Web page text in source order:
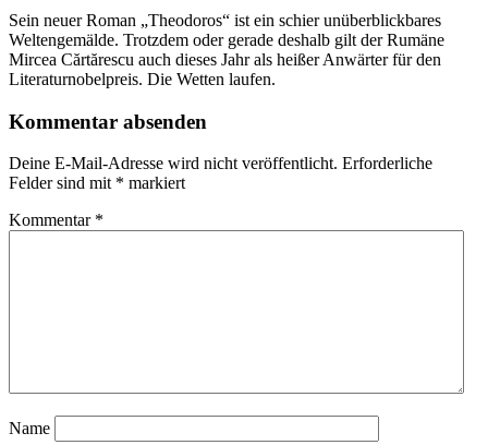
Sein neuer Roman „Theodoros“ ist ein schier unüberblickbares
Weltengemälde. Trotzdem oder gerade deshalb gilt der Rumäne
Mircea Cărtărescu auch dieses Jahr als heißer Anwärter für den
Literaturnobelpreis. Die Wetten laufen.
Kommentar absenden
Deine E-Mail-Adresse wird nicht veröffentlicht. Erforderliche
Felder sind mit * markiert
Kommentar *
Name